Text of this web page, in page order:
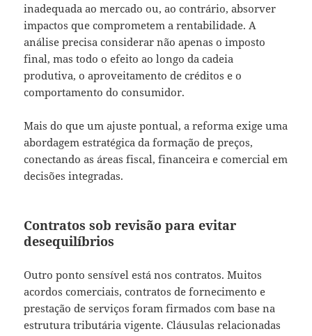
inadequada ao mercado ou, ao contrário, absorver
impactos que comprometem a rentabilidade. A
análise precisa considerar não apenas o imposto
final, mas todo o efeito ao longo da cadeia
produtiva, o aproveitamento de créditos e o
comportamento do consumidor.
Mais do que um ajuste pontual, a reforma exige uma
abordagem estratégica da formação de preços,
conectando as áreas fiscal, financeira e comercial em
decisões integradas.
Contratos sob revisão para evitar
desequilíbrios
Outro ponto sensível está nos contratos. Muitos
acordos comerciais, contratos de fornecimento e
prestação de serviços foram firmados com base na
estrutura tributária vigente. Cláusulas relacionadas